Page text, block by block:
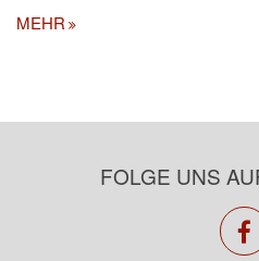
MEHR
FOLGE UNS